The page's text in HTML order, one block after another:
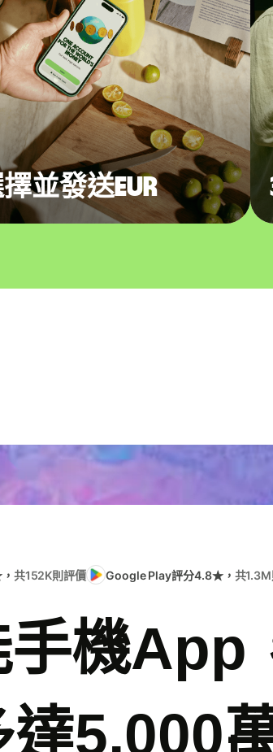
並發送EUR
共152K則評價 Google Play評分4.8★， 共
機App
達5,000